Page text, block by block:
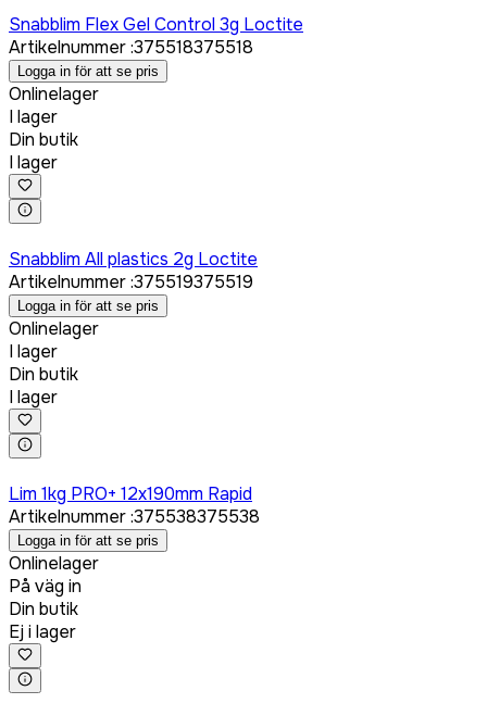
Snabblim Flex Gel Control 3g Loctite
Artikelnummer:375518375518
Logga in för att se pris
Onlinelager
I lager
Din butik
I lager
Snabblim All plastics 2g Loctite
Artikelnummer:375519375519
Logga in för att se pris
Onlinelager
I lager
Din butik
I lager
Lim 1kg PRO+ 12x190mm Rapid
Artikelnummer:375538375538
Logga in för att se pris
Onlinelager
På väg in
Din butik
Ej i lager